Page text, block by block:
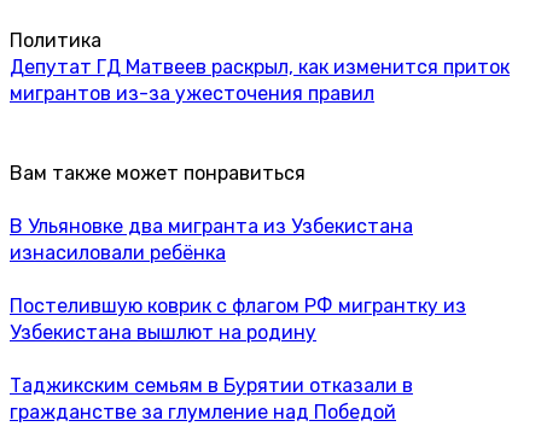
Политика
Депутат ГД Матвеев раскрыл, как изменится приток
мигрантов из-за ужесточения правил
Вам также может понравиться
В Ульяновке два мигранта из Узбекистана
изнасиловали ребёнка
Постелившую коврик с флагом РФ мигрантку из
Узбекистана вышлют на родину
Таджикским семьям в Бурятии отказали в
гражданстве за глумление над Победой